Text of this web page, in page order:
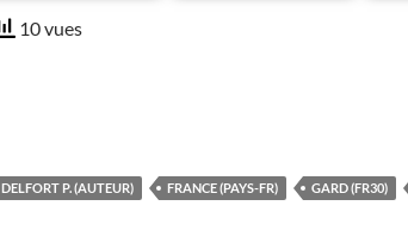
10 vues
DELFORT P. (AUTEUR) FRANCE (PAYS-FR) GARD (FR30)